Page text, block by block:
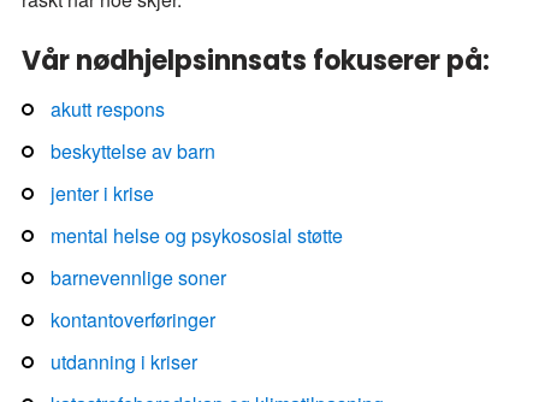
Vår nødhjelpsinnsats fokuserer på:
akutt respons
beskyttelse av barn
jenter i krise
mental helse og psykososial støtte
barnevennlige soner
kontantoverføringer
utdanning i kriser